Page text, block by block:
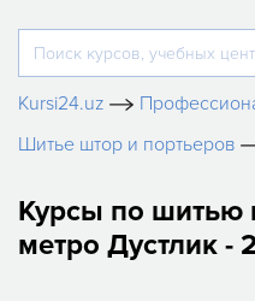
Kursi24.uz
Шитье штор и портьеров
Курсы по шитью
метро Дустлик -